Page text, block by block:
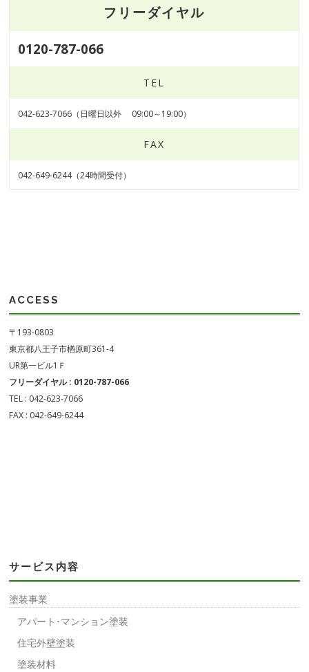
フリーダイヤル
0120-787-066
TEL
042-623-7066（日曜日以外 09:00～19:00）
FAX
042-649-6244（24時間受付）
ACCESS
〒193-0803
東京都八王子市楢原町361-4
UR第一ビル1Ｆ
フリーダイヤル : 0120-787-066
TEL : 042-623-7066
FAX : 042-649-6244
サービス内容
塗装事業
アパート･マンション塗装
住宅外壁塗装
塗装材料